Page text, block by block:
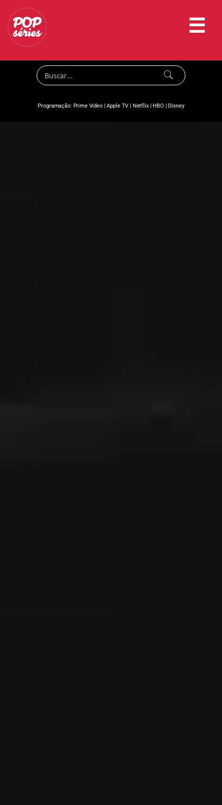
☰
Programação: Prime Video|Apple TV | Netflix|HBO |Disney